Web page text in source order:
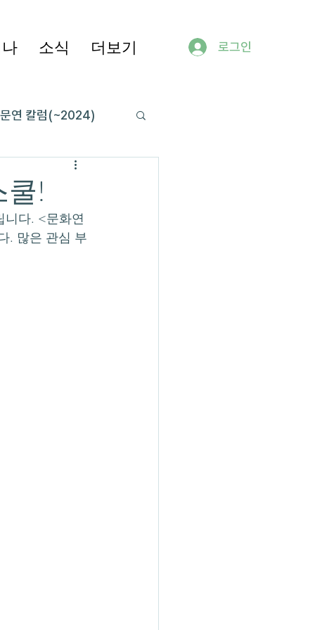
소식 더보기 로그인
연 칼럼(~2024)
!
니다. <문화연
. 많은 관심 부